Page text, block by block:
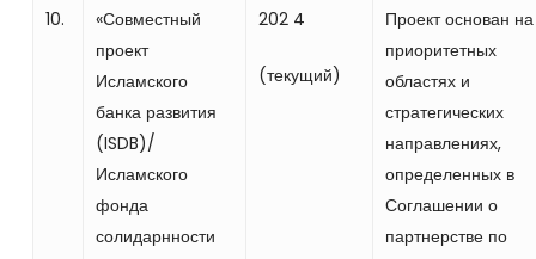
10.
«Совместный
проект
Исламского
банка развития
(ISDB)/
Исламского
фонда
солидарнности
202 4
(текущий)
Проект основан на
приоритетных
областях и
стратегических
направлениях,
определенных в
Соглашении о
партнерстве по